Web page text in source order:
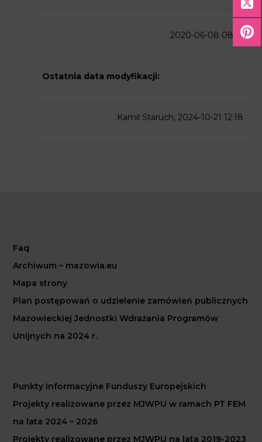
2020-06-08 08:16
Ostatnia data modyfikacji:
Kamil Staruch, 2024-10-21 12:18
Faq
Archiwum – mazowia.eu
Mapa strony
Plan postępowań o udzielenie zamówień publicznych
Mazowieckiej Jednostki Wdrażania Programów
Unijnych na 2024 r.
Punkty Informacyjne Funduszy Europejskich
Projekty realizowane przez MJWPU w ramach PT FEM
na lata 2024 – 2026
Projekty realizowane przez MJWPU na lata 2019-2023